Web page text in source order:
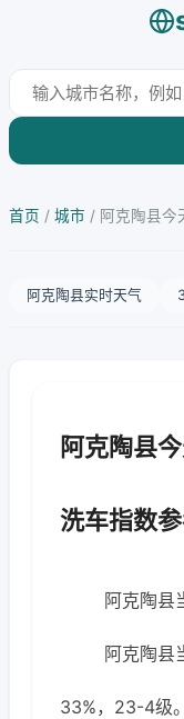
首页 / 城市 / 阿克陶县今
阿克陶县实时天气
阿克陶县
洗车指数
阿克陶县
阿克陶
33%，23-4级。